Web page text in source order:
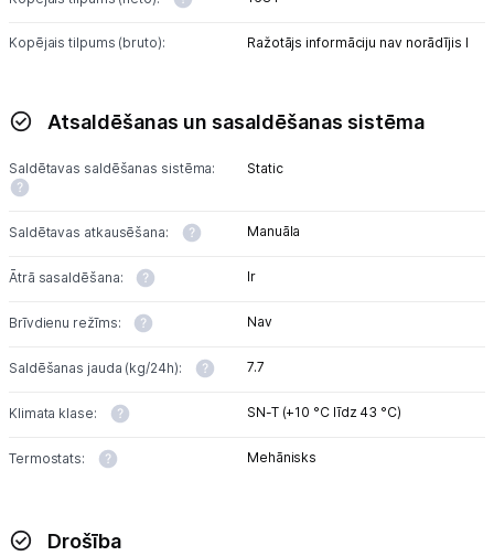
Kopējais tilpums (bruto): Ražotājs informāciju nav norādījis l
Atsaldēšanas un sasaldēšanas sistēma
Saldētavas saldēšanas sistēma: Static
Saldētavas atkausēšana: Manuāla
Ātrā sasaldēšana: Ir
Brīvdienu režīms: Nav
Saldēšanas jauda (kg/24h): 7.7
Klimata klase: SN-T (+10 °C līdz 43 °C)
Termostats: Mehānisks
Drošība